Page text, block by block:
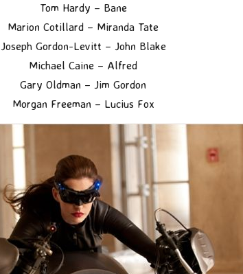
Tom Hardy – Bane
Marion Cotillard – Miranda Tate
Joseph Gordon-Levitt – John Blake
Michael Caine – Alfred
Gary Oldman – Jim Gordon
Morgan Freeman – Lucius Fox